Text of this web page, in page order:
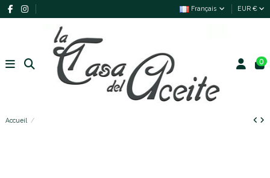
Français EUR €
0
Accueil